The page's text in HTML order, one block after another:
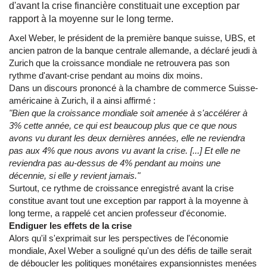
d'avant la crise financière constituait une exception par
rapport à la moyenne sur le long terme.
Axel Weber, le président de la première banque suisse, UBS, et
ancien patron de la banque centrale allemande, a déclaré jeudi à
Zurich que la croissance mondiale ne retrouvera pas son
rythme d'avant-crise pendant au moins dix moins.
Dans un discours prononcé à la chambre de commerce Suisse-
américaine à Zurich, il a ainsi affirmé :
"Bien que la croissance mondiale soit amenée à s'accélérer à
3% cette année, ce qui est beaucoup plus que ce que nous
avons vu durant les deux dernières années, elle ne reviendra
pas aux 4% que nous avons vu avant la crise. [...] Et elle ne
reviendra pas au-dessus de 4% pendant au moins une
décennie, si elle y revient jamais."
Surtout, ce rythme de croissance enregistré avant la crise
constitue avant tout une exception par rapport à la moyenne à
long terme, a rappelé cet ancien professeur d'économie.
Endiguer les effets de la crise
Alors qu'il s'exprimait sur les perspectives de l'économie
mondiale, Axel Weber a souligné qu'un des défis de taille serait
de déboucler les politiques monétaires expansionnistes menées